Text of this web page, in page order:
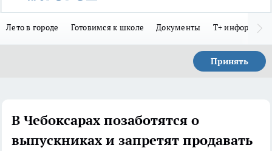
Лето в городе Готовимся к школе Документы Т+
Принять
В Чебоксарах позаботятся о
выпускниках и запретят продавать